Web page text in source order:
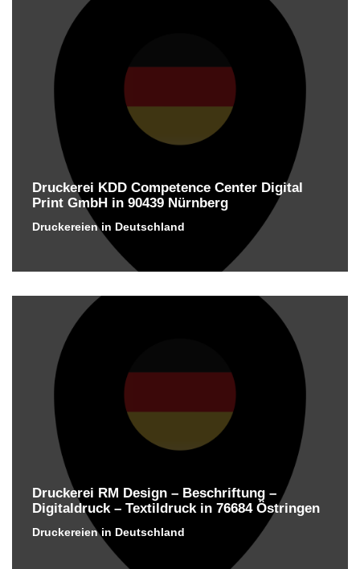
Druckerei KDD Competence Center Digital
Print GmbH in 90439 Nürnberg
Druckereien in Deutschland
Druckerei RM Design – Beschriftung –
Digitaldruck – Textildruck in 76684 Östringen
Druckereien in Deutschland